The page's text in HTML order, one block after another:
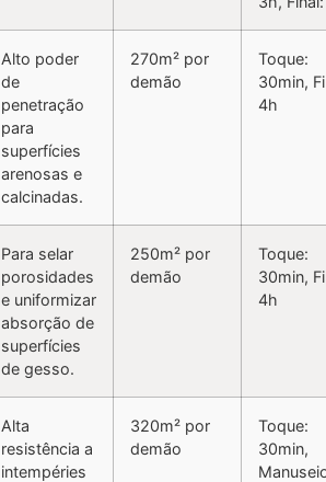
Alto poder
de
penetração
para
superfícies
arenosas e
calcinadas.
270m² por
demão
Toque:
30min,
4h
Para selar
porosidades
e uniformizar
absorção de
superfícies
de gesso.
250m² por
demão
Toque:
30min,
4h
Alta
resistência a
intempéries
320m² por
demão
Toque:
30min,